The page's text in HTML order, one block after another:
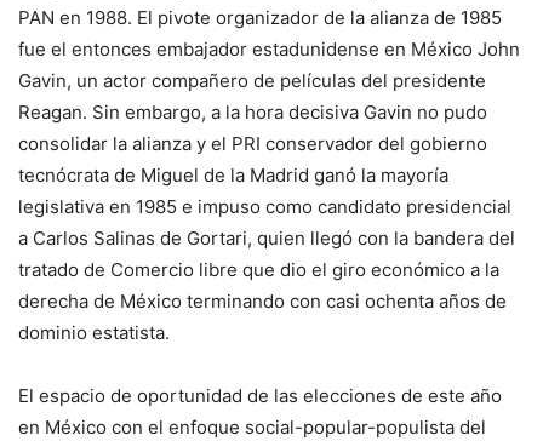
PAN en 1988. El pivote organizador de la alianza de 1985
fue el entonces embajador estadunidense en México John
Gavin, un actor compañero de películas del presidente
Reagan. Sin embargo, a la hora decisiva Gavin no pudo
consolidar la alianza y el PRI conservador del gobierno
tecnócrata de Miguel de la Madrid ganó la mayoría
legislativa en 1985 e impuso como candidato presidencial
a Carlos Salinas de Gortari, quien llegó con la bandera del
tratado de Comercio libre que dio el giro económico a la
derecha de México terminando con casi ochenta años de
dominio estatista.
El espacio de oportunidad de las elecciones de este año
en México con el enfoque social-popular-populista del